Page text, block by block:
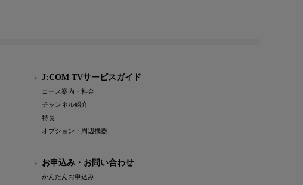
J:COM TVサービスガイド
コース案内・料金
チャンネル紹介
特長
オプション・周辺機器
お申込み・お問い合わせ
かんたんお申込み